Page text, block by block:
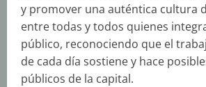
y promover una auténtica cultura
entre todas y todos quienes
público, reconociendo que el
de cada día sostiene y hace
públicos de la capital.